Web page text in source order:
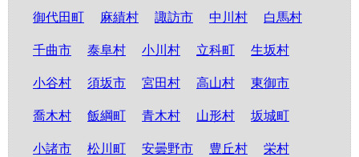
御代田町 麻績村 諏訪市 中川村 白馬村
千曲市 泰阜村 小川村 立科町 生坂村
小谷村 須坂市 宮田村 高山村 東御市
喬木村 飯綱町 青木村 山形村 坂城町
小諸市 松川町 安曇野市 豊丘村 栄村